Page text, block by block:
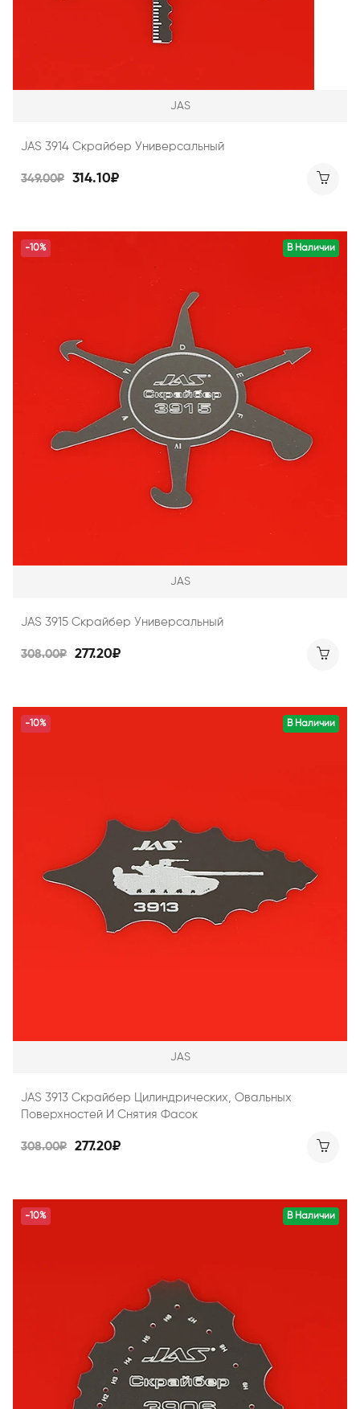
JAS
JAS 3914 Скрайбер Универсальный
349.00₽ 314.10₽
В Наличии
-10%
JAS
JAS 3915 Скрайбер Универсальный
308.00₽ 277.20₽
В Наличии
-10%
JAS
JAS 3913 Скрайбер Цилиндрических, Овальных
Поверхностей И Снятия Фасок
308.00₽ 277.20₽
В Наличии
-10%